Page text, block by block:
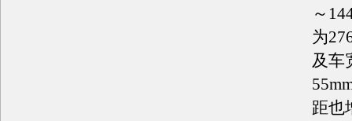
～
为
及车
距也